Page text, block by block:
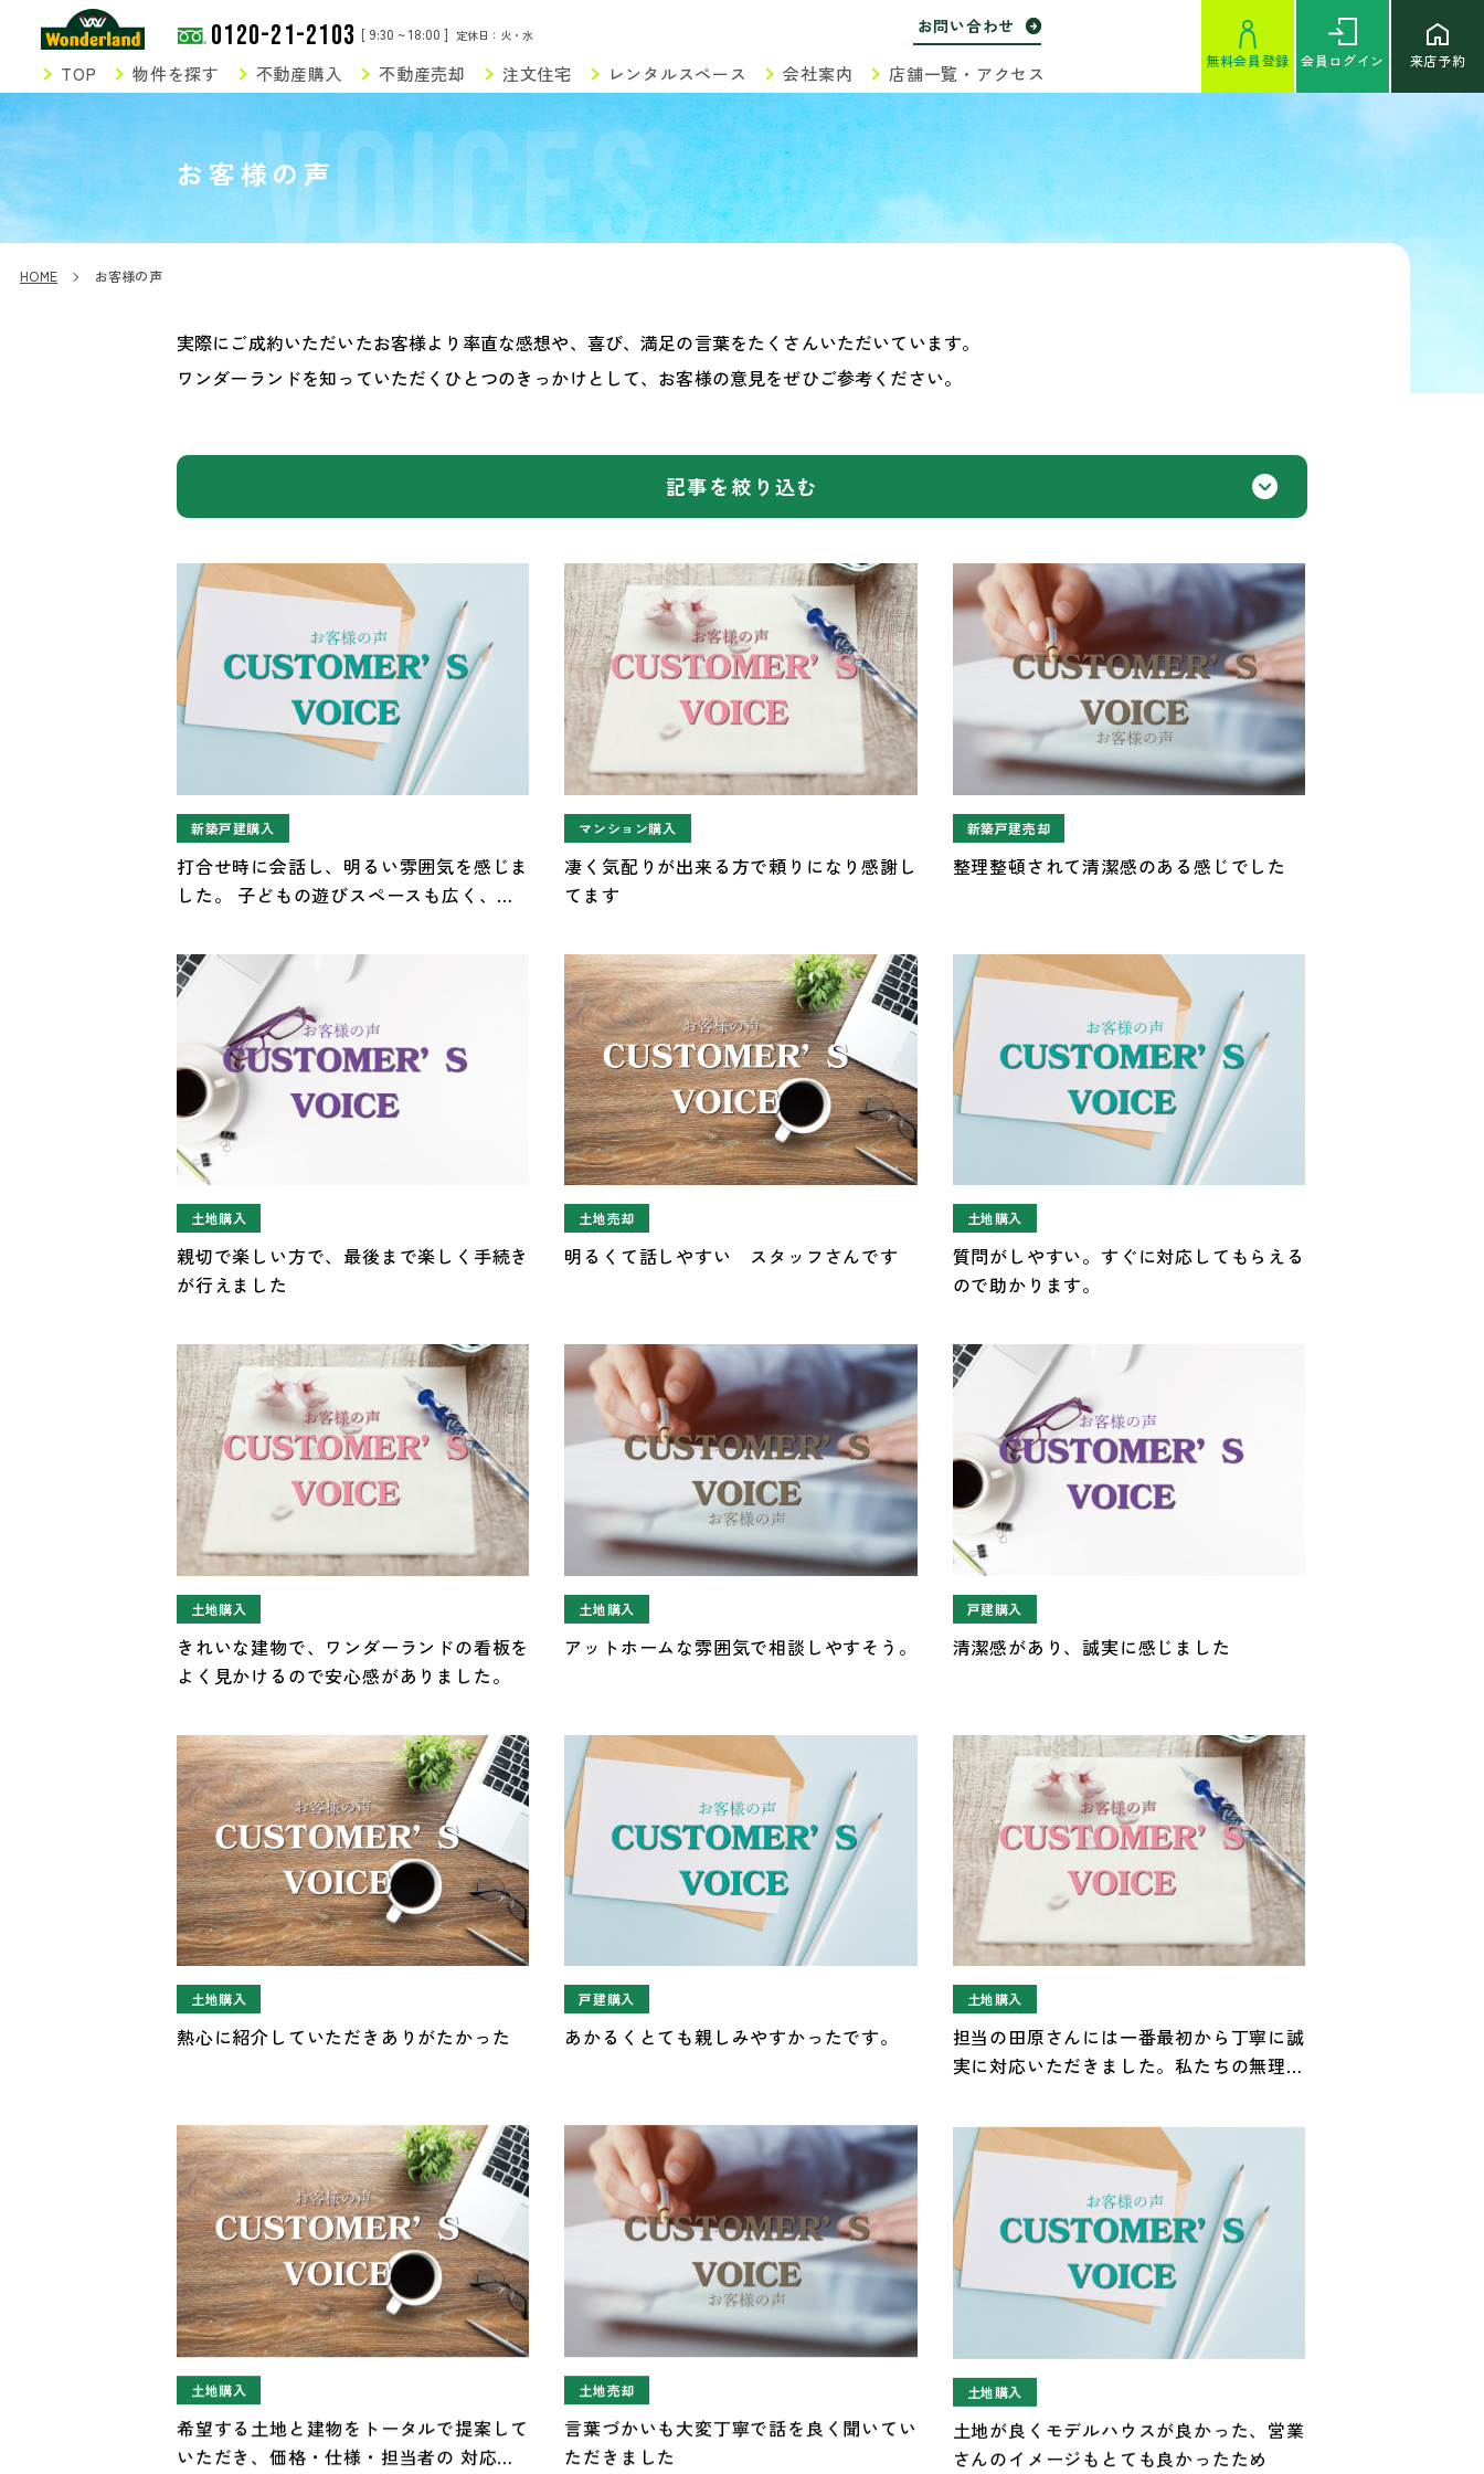
0120-21-2103 [ 9:30 ~ 18:00 ] 定休日：火・水
無料会員登録 会員 ログイン 来店予約
TOP 物件を探す 不動産購入 不動産売却 注文住宅 レンタルスペース 会社案内 店舗一覧・アクセス
お問い合わせ
お客様の声VOICES
HOME お客様の声
実際にご成約いただいたお客様より率直な感想や、喜び、満足の言葉をたくさんいただいています。
ワンダーランドを知っていただくひとつのきっかけとして、お客様の意見をぜひご参考ください。
記事を絞り込む
新築戸建購入
打合せ時に会話し、明るい雰囲気を感じま
した。 子どもの遊びスペースも広く、子
マンション購入
凄く気配りが出来る方で頼りになり感謝し
てます
新築戸建売却
整理整頓されて清潔感のある感じでした
土地購入
親切で楽しい方で、最後まで楽しく手続き
が行えました
土地売却
明るくて話しやすい スタッフさんです
土地購入
質問がしやすい。すぐに対応してもらえる
ので助かります。
土地購入
きれいな建物で、ワンダーランドの看板を
よく見かけるので安心感がありました。
土地購入
アットホームな雰囲気で相談しやすそう。
戸建購入
清潔感があり、誠実に感じました
土地購入
熱心に紹介していただきありがたかった
戸建購入
あかるくとても親しみやすかったです。
土地購入
担当の田原さんには一番最初から丁寧に誠
実に対応いただきました。私たちの無理な
す。
土地購入
希望する土地と建物をトータルで提案して
いただき、価格・仕様・担当者の 対応を
土地売却
言葉づかいも大変丁寧で話を良く聞いてい
ただきました
土地購入
土地が良くモデルハウスが良かった、営業
さんのイメージもとても良かったため